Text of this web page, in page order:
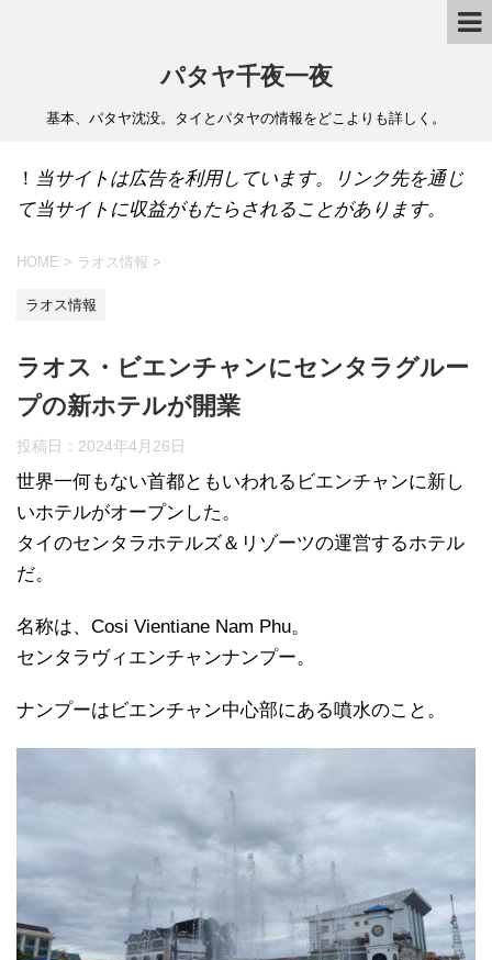
パタヤ千夜一夜
基本、パタヤ沈没。タイとパタヤの情報をどこよりも詳しく。
！ 当サイトは広告を利用しています。リンク先を通じ
て当サイトに収益がもたらされることがあります。
HOME > ラオス情報 >
ラオス情報
ラオス・ビエンチャンにセンタラグルー
プの新ホテルが開業
投稿日： 2024年4月26日
世界一何もない首都ともいわれるビエンチャンに新し
いホテルがオープンした。
タイのセンタラホテルズ＆リゾーツの運営するホテル
だ。
名称は、Cosi Vientiane Nam Phu。
センタラヴィエンチャンナンプー。
ナンプーはビエンチャン中心部にある噴水のこと。